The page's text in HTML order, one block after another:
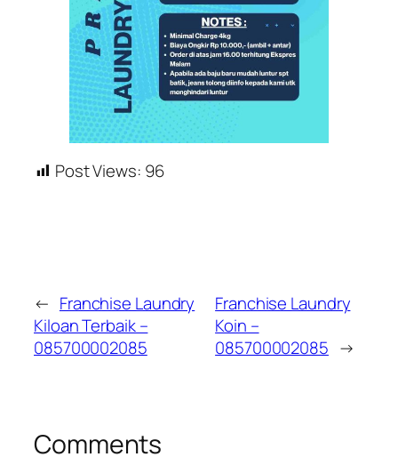
Post Views: 96
← Franchise Laundry
Kiloan Terbaik –
085700002085
Franchise Laundry
Koin –
085700002085 →
Comments